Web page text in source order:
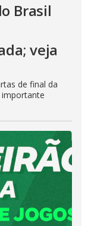
Brasil
veja
de final da